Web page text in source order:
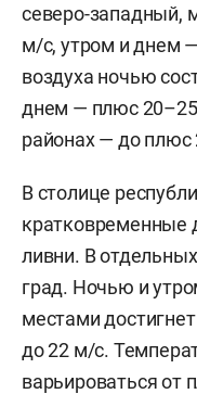
северо-западный,
м/c, утром и днем
воздуха ночью
днем — плюс 20–25
районах — до плюс
В столице
кратковременные
ливни. В
град. Ночью и
местами
до 22 м/с.
варьироваться от